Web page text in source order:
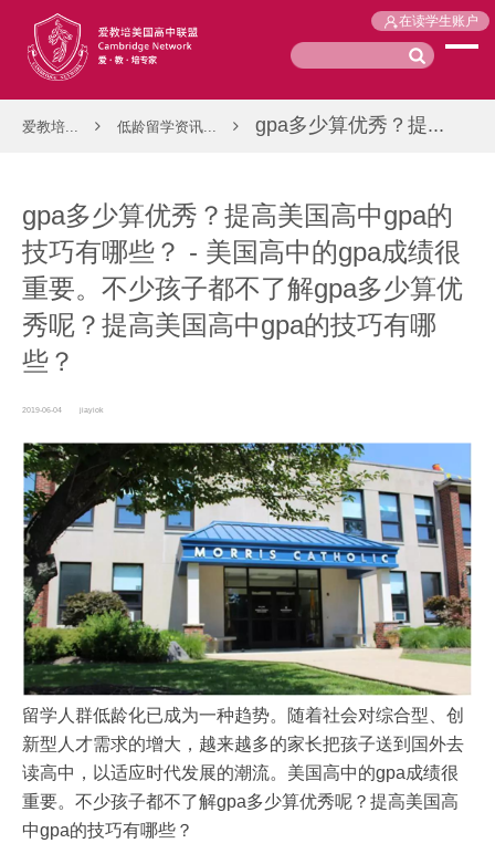
在读学生账户
爱教培... 低龄留学资讯... gpa多少算优秀？提...
gpa多少算优秀？提高美国高中gpa的
技巧有哪些？ - 美国高中的gpa成绩很
重要。不少孩子都不了解gpa多少算优
秀呢？提高美国高中gpa的技巧有哪
些？
2019-06-04 jiayiok
留学人群低龄化已成为一种趋势。随着社会对综合型、创
新型人才需求的增大，越来越多的家长把孩子送到国外去
读高中，以适应时代发展的潮流。美国高中的gpa成绩很
重要。不少孩子都不了解gpa多少算优秀呢？提高美国高
中gpa的技巧有哪些？